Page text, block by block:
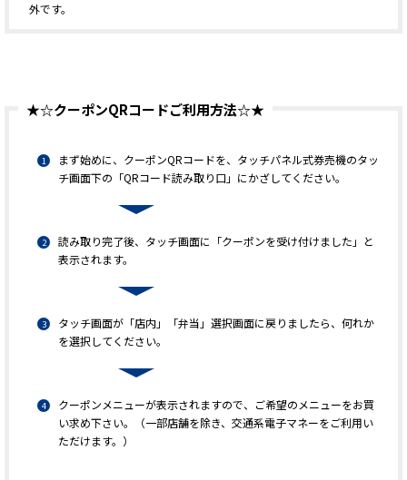
外です。
★☆クーポンQRコードご利用方法☆★
まず始めに、クーポンQRコードを、タッチパネル式券売機のタッ
チ画面下の「QRコード読み取り口」にかざしてください。
読み取り完了後、タッチ画面に「クーポンを受け付けました」と
表示されます。
タッチ画面が「店内」「弁当」選択画面に戻りましたら、何れか
を選択してください。
クーポンメニューが表示されますので、ご希望のメニューをお買
い求め下さい。（一部店舗を除き、交通系電子マネーをご利用い
ただけます。）